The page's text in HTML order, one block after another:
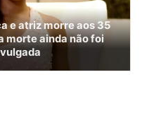
e atriz morre aos 35
morte ainda não foi